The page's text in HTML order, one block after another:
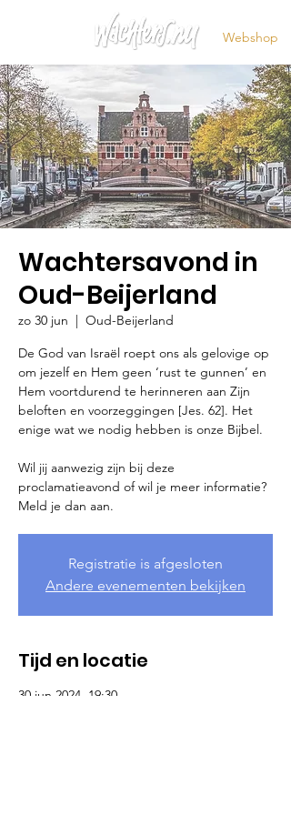
Webshop
Wachtersavond in
Oud-Beijerland
zo 30 jun
  |
Oud-Beijerland
De God van Israël roept ons als gelovige op
om jezelf en Hem geen ‘rust te gunnen’ en
Hem voortdurend te herinneren aan Zijn
beloften en voorzeggingen [Jes. 62]. Het
enige wat we nodig hebben is onze Bijbel.
Wil jij aanwezig zijn bij deze
proclamatieavond of wil je meer informatie?
Meld je dan aan.
Registratie is afgesloten
Andere evenementen bekijken
Tijd en locatie
30 jun 2024, 19:30